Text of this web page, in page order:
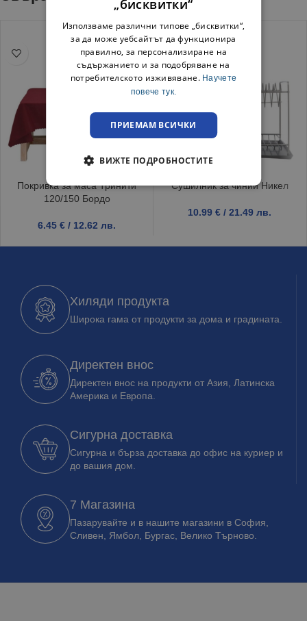
Покривка за маса Тринити
120/150 Бордо
6.45 € / 12.62 лв.
Сушилник за чинии Никел
10.99 € / 21.49 лв.
Хиляди продукта
Широка гама от продукти за дома и градината.
Директен внос
Директен внос на продукти от Азия, Латинска
Америка и Европа.
Сигурна доставка
Сигурна и бърза доставка до офис на куриер и
до вашия дом.
7 Магазина
Пазарувайте и в нашите магазини в София,
Сливен, Ямбол, Бургас, Велико Търново.
„бисквитки“
Използваме различни типове „бисквитки“,
за да може уебсайтът да функционира
правилно, за персонализиране на
съдържанието и за подобряване на
потребителското изживяване. Научете
повече тук.
ПРИЕМАМ ВСИЧКИ
ВИЖТЕ ПОДРОБНОСТИТЕ